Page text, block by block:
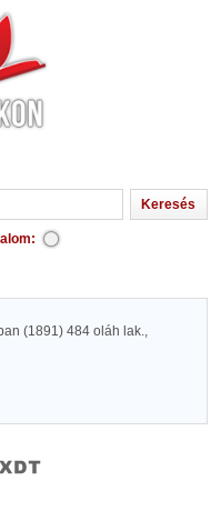
(1891) 484 oláh lak.,